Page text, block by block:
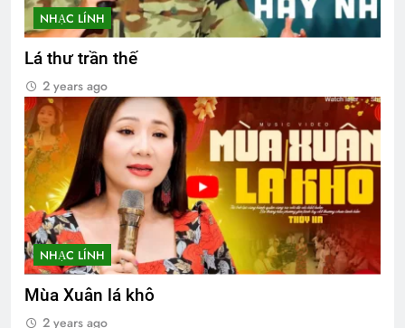
NHẠC LÍNH
Lá thư trần thế
2 years ago
NHẠC LÍNH
Mùa Xuân lá khô
2 years ago